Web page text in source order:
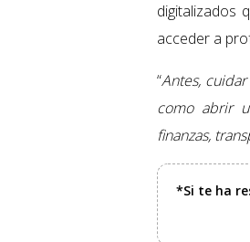
digitalizados
acceder a
“Antes,
como abrir
finanzas,
*Si te ha